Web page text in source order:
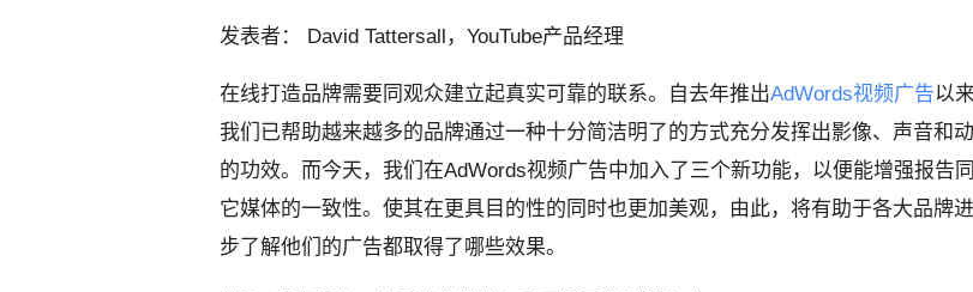
发表者： David Tattersall，YouTube产品经理
在线打造品牌需要同观众建立起真实可靠的联系。自去年推出AdWords视频广告以来
我们已帮助越来越多的品牌通过一种十分简洁明了的方式充分发挥出影像、声音和
的功效。而今天，我们在AdWords视频广告中加入了三个新功能，以便能增强报告
它媒体的一致性。使其在更具目的性的同时也更加美观，由此，将有助于各大品牌
步了解他们的广告都取得了哪些效果。